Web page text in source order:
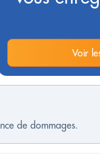
Voir
de dommages.